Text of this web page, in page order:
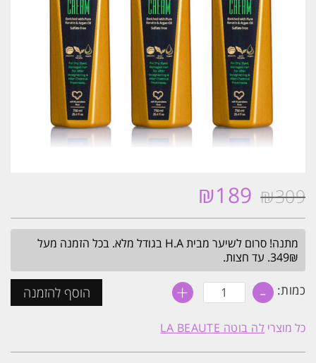
₪309
המחיר
היה:
₪309.
₪189
הוא:
₪189. מתנה! סרום לשיער מבית H.A בגודל מלא. בכל הזמנה מעל
349₪. עד חצות.
כמות: - כמות
של
יח'
קרם
תלתלים
+ הוסף להזמנה
כל מוצרי לה בוטה LA BEAUTE